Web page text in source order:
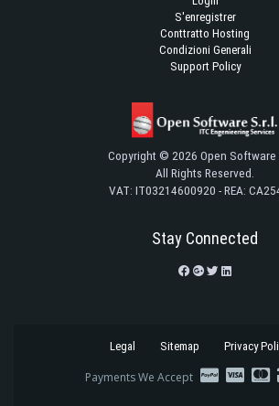
S'enregistrer
Conttratto Hosting
Condizioni Generali
Support Policy
Copyright © 2026 Open Software
All Rights Reserved.
VAT: IT03214600920 - REA:
Stay Connected
Legal Sitemap Privacy
Payments We Accept